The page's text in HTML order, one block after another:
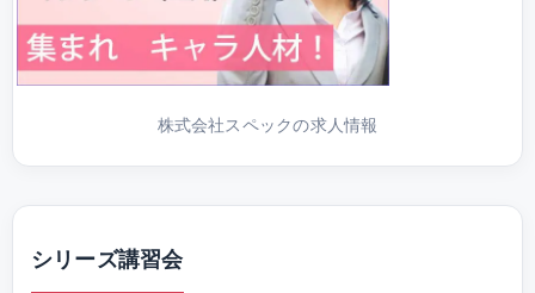
株式会社スペックの求人情報
シリーズ講習会